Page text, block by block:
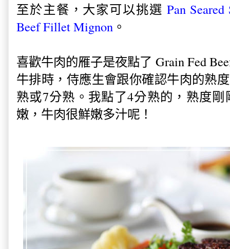
至於主餐，大家可以挑選 Pan
Beef Fillet Mignon 。
喜歡牛肉的雁子是夜點了 Grain Fed
牛排時，侍應生會跟你確認牛肉的熟
熟或7分熟。我點了4分熟的，熟度
嫩，牛肉很鮮嫩多汁呢！